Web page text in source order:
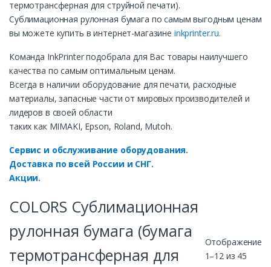
термотрансферная для струйной печати).
Сублимационная рулонная бумага по самым выгодным ценам
вы можете купить в интернет-магазине inkprinter.ru.
Команда InkPrinter подобрала для Вас товары наилучшего
качества по самым оптимальным ценам.
Всегда в наличии оборудование для печати, расходные
материалы, запасные части от мировых производителей и
лидеров в своей области
таких как MIMAKI, Epson, Roland, Mutoh.
Сервис и обслуживание оборудования.
Доставка по всей России и СНГ.
Акции.
COLORS Сублимационная
рулонная бумага (бумага
термотрансферная для
Отображение
1–12 из 45